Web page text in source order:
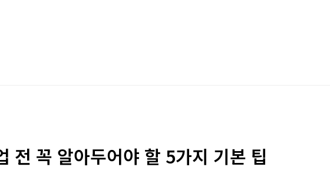
전 꼭 알아두어야 할 5가지 기본 팁